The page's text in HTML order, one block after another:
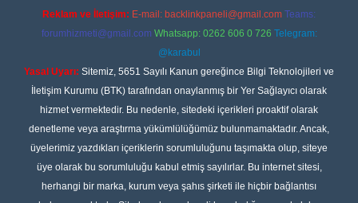
Reklam ve İletişim: E-mail: backlinkpaneli@gmail.com Teams:
forumhizmeti@gmail.com Whatsapp: 0262 606 0 726 Telegram:
@karabul
Yasal Uyarı: Sitemiz, 5651 Sayılı Kanun gereğince Bilgi Teknolojileri ve
İletişim Kurumu (BTK) tarafından onaylanmış bir Yer Sağlayıcı olarak
hizmet vermektedir. Bu nedenle, sitedeki içerikleri proaktif olarak
denetleme veya araştırma yükümlülüğümüz bulunmamaktadır. Ancak,
üyelerimiz yazdıkları içeriklerin sorumluluğunu taşımakta olup, siteye
üye olarak bu sorumluluğu kabul etmiş sayılırlar. Bu internet sitesi,
herhangi bir marka, kurum veya şahıs şirketi ile hiçbir bağlantısı